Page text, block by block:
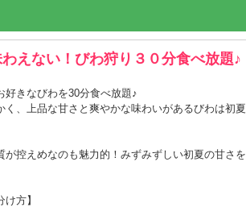
えない！びわ狩り３０分食べ放題♪
好きなびわを30分食べ放題♪
く、上品な甘さと爽やかな味わいがあるびわは初夏
が控えめなのも魅力的！みずみずしい初夏の甘さを
け方】